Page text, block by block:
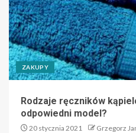
ZAKUPY
Rodzaje ręczników
odpowiedni model?
20 stycznia 2021 Grzegorz